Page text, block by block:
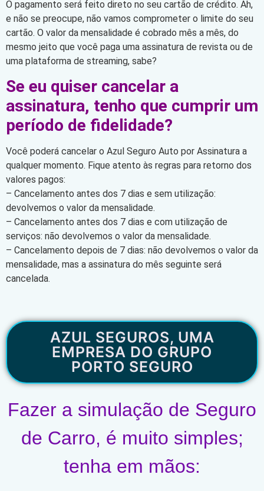
O pagamento será feito direto no seu cartão de crédito. Ah,
e não se preocupe, não vamos comprometer o limite do seu
cartão. O valor da mensalidade é cobrado mês a mês, do
mesmo jeito que você paga uma assinatura de revista ou de
uma plataforma de streaming, sabe?
Se eu quiser cancelar a
assinatura, tenho que cumprir um
período de fidelidade?
Você poderá cancelar o Azul Seguro Auto por Assinatura a
qualquer momento. Fique atento às regras para retorno dos
valores pagos:
– Cancelamento antes dos 7 dias e sem utilização:
devolvemos o valor da mensalidade.
– Cancelamento antes dos 7 dias e com utilização de
serviços: não devolvemos o valor da mensalidade.
– Cancelamento depois de 7 dias: não devolvemos o valor da
mensalidade, mas a assinatura do mês seguinte será
cancelada.
AZUL SEGUROS, UMA
EMPRESA DO GRUPO
PORTO SEGURO
Fazer a simulação de Seguro
de Carro, é muito simples;
tenha em mãos: